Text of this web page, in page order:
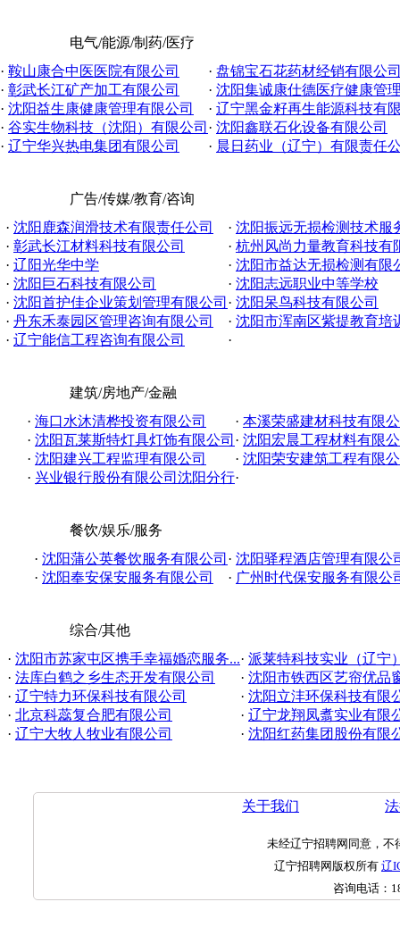
电气/能源/制药/医疗
· 鞍山康合中医医院有限公司 · 盘锦宝石花药材经销有限公
· 彰武长江矿产加工有限公司 · 沈阳集诚康仕德医疗健康管
· 沈阳益生康健康管理有限公司 · 辽宁黑金籽再生能源科技有
· 谷实生物科技（沈阳）有限公司 · 沈阳鑫联石化设备有限公司
· 辽宁华兴热电集团有限公司 · 晨日药业（辽宁）有限责任
广告/传媒/教育/咨询
· 沈阳鹿森润滑技术有限责任公司 · 沈阳振远无损检测技术服
· 彰武长江材料科技有限公司 · 杭州风尚力量教育科技有
· 辽阳光华中学 · 沈阳市益达无损检测有限
· 沈阳巨石科技有限公司 · 沈阳志远职业中等学校
· 沈阳首护佳企业策划管理有限公司 · 沈阳呆鸟科技有限公司
· 丹东禾泰园区管理咨询有限公司 · 沈阳市浑南区紫提教育培
· 辽宁能信工程咨询有限公司 ·
建筑/房地产/金融
· 海口水沐清桦投资有限公司 · 本溪荣盛建材科技有限
· 沈阳瓦莱斯特灯具灯饰有限公司 · 沈阳宏晨工程材料有限
· 沈阳建兴工程监理有限公司 · 沈阳荣安建筑工程有限
· 兴业银行股份有限公司沈阳分行·
餐饮/娱乐/服务
· 沈阳蒲公英餐饮服务有限公司 · 沈阳驿程酒店管理有限公
· 沈阳奉安保安服务有限公司 · 广州时代保安服务有限公
综合/其他
· 沈阳市苏家屯区携手幸福婚恋服务...· 派莱特科技实业（辽宁
· 法库白鹤之乡生态开发有限公司 · 沈阳市铁西区艺帘优品
· 辽宁特力环保科技有限公司 · 沈阳立沣环保科技有限
· 北京科蕊复合肥有限公司 · 辽宁龙翔凤翥实业有限
· 辽宁大牧人牧业有限公司 · 沈阳红药集团股份有限
关于我们
未经辽宁招聘网同意，不
辽宁招聘网版权所有 辽
咨询电话：